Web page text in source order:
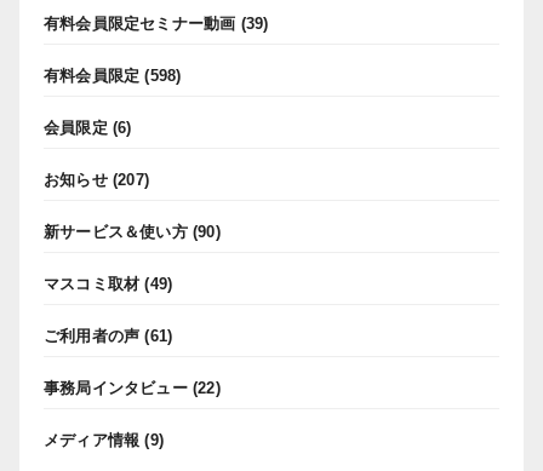
有料会員限定セミナー動画 (39)
有料会員限定 (598)
会員限定 (6)
お知らせ(207)
新サービス＆使い方(90)
マスコミ取材 (49)
ご利用者の声 (61)
事務局インタビュー(22)
メディア情報 (9)